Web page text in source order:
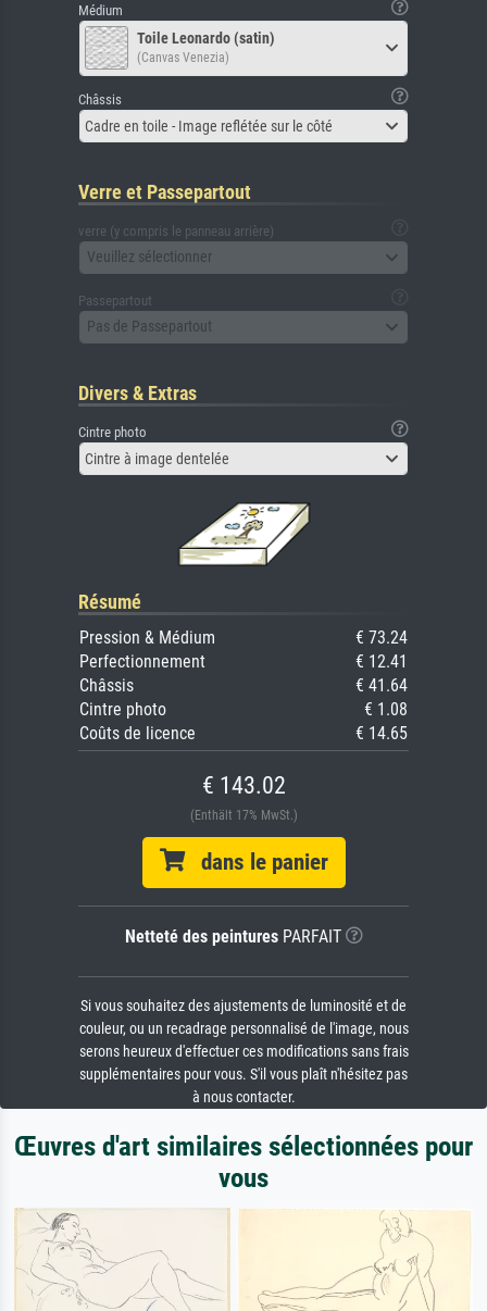
Médium
Toile Leonardo (satin)
(Canvas Venezia)
Châssis
Cadre en toile - Image reflétée sur le côté
Verre et Passepartout
verre (y compris le panneau arrière)
Veuillez sélectionner
Passepartout
Pas de Passepartout
Divers & Extras
Cintre photo
Cintre à image dentelée
Résumé
Pression & Médium
€ 73.24
Perfectionnement
€ 12.41
Châssis
€ 41.64
Cintre photo
€ 1.08
Coûts de licence
€ 14.65
€ 143.02
(Enthält 17% MwSt.)
dans le panier
Netteté des peinturesPARFAIT
Si vous souhaitez des ajustements de luminosité et de
couleur, ou un recadrage personnalisé de l'image, nous
serons heureux d'effectuer ces modifications sans frais
supplémentaires pour vous. S'il vous plaît n'hésitez pas
à nous contacter.
Œuvres d'art similaires sélectionnées pour
vous